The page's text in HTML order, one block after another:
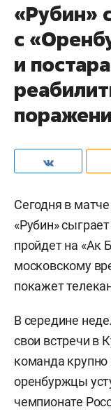
«Рубин»
с
и
Сегодня в
«Рубин»
пройдет на «Ак
московскому
покажет
В середине
свои встречи в
команда крупно
оренбуржцы
чемпионате